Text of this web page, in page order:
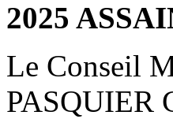
2025
Le Conseil
PASQUIER